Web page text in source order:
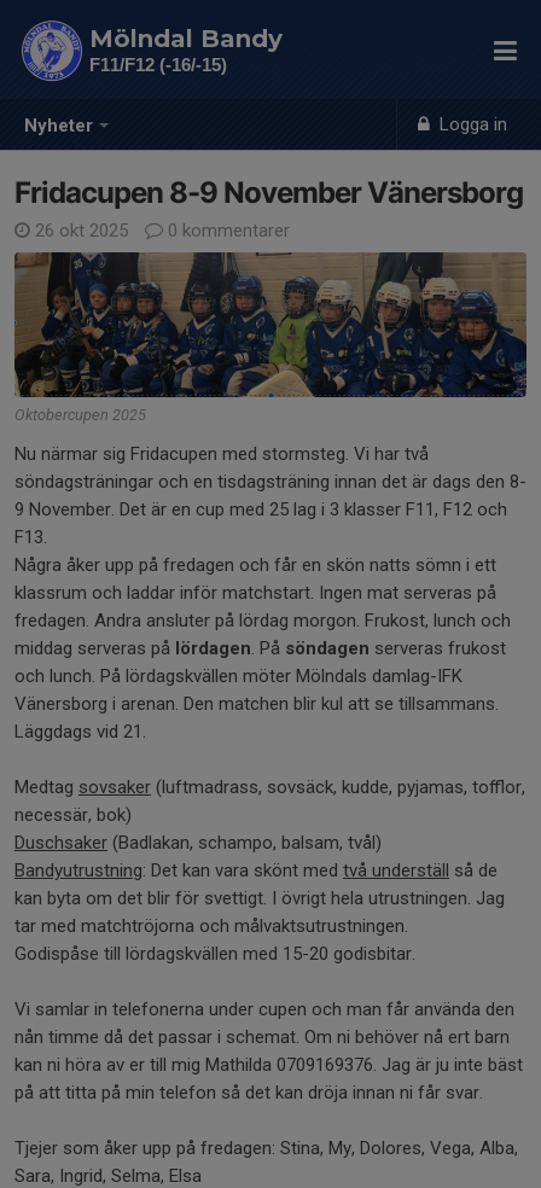
Nyheter Logga in
Mölndal Bandy
F11/F12 (-16/-15)
Fridacupen 8-9 November Vänersborg
26 okt 2025 0 kommentarer
Oktobercupen 2025
Nu närmar sig Fridacupen med stormsteg. Vi har två
söndagsträningar och en tisdagsträning innan det är dags den 8-
9 November. Det är en cup med 25 lag i 3 klasser F11, F12 och
F13.
Några åker upp på fredagen och får en skön natts sömn i ett
klassrum och laddar inför matchstart. Ingen mat serveras på
fredagen. Andra ansluter på lördag morgon. Frukost, lunch och
middag serveras på lördagen . På söndagen serveras frukost
och lunch. På lördagskvällen möter Mölndals damlag-IFK
Vänersborg i arenan. Den matchen blir kul att se tillsammans.
Läggdags vid 21.
Medtag sovsaker (luftmadrass, sovsäck, kudde, pyjamas, tofflor,
necessär, bok)
Duschsaker (Badlakan, schampo, balsam, tvål)
Bandyutrustning: Det kan vara skönt med två underställ så de
kan byta om det blir för svettigt. I övrigt hela utrustningen. Jag
tar med matchtröjorna och målvaktsutrustningen.
Godispåse till lördagskvällen med 15-20 godisbitar.
Vi samlar in telefonerna under cupen och man får använda den
nån timme då det passar i schemat. Om ni behöver nå ert barn
kan ni höra av er till mig Mathilda 0709169376. Jag är ju inte bäst
på att titta på min telefon så det kan dröja innan ni får svar.
Tjejer som åker upp på fredagen: Stina, My, Dolores, Vega, Alba,
Sara, Ingrid, Selma, Elsa